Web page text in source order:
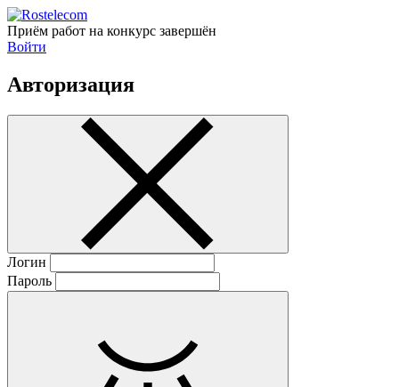
Приём работ на конкурс завершён
Войти
Авторизация
Логин
Пароль